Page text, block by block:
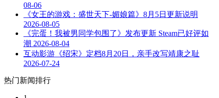
08-06
《女王的游戏：盛世天下-媚娘篇》8月5日更新说明
2026-08-05
《完蛋！我被男同学包围了》发布更新 Steam已好评如
潮 2026-08-04
互动影游《绍宋》定档8月20日，亲手改写靖康之耻
2026-07-24
热门新闻排行